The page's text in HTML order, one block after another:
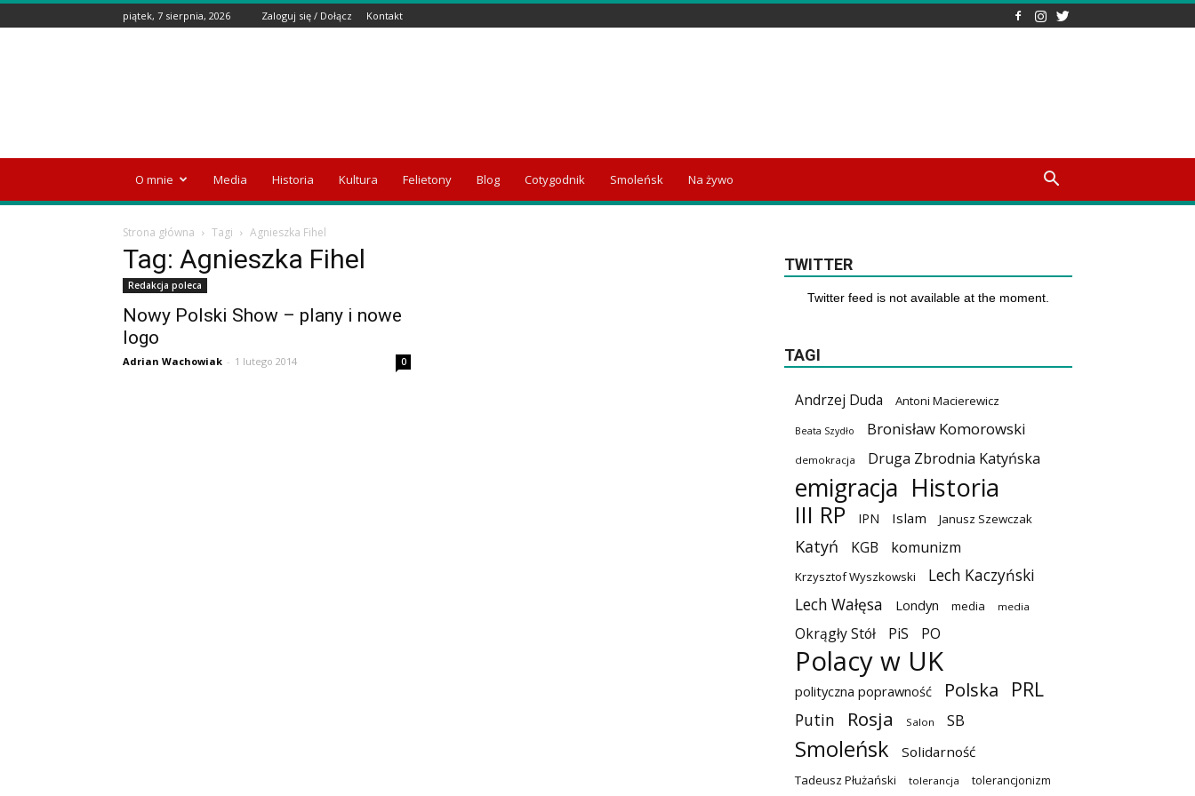
piątek, 7 sierpnia, 2026 Zaloguj się / Dołącz Kontakt
O mnie Media Historia Kultura Felietony Blog Cotygodnik Smoleńsk Na żywo
Strona główna Tagi Agnieszka Fihel
Tag: Agnieszka Fihel
Redakcja poleca
Nowy Polski Show – plany i nowe
logo
Adrian Wachowiak - 1 lutego 2014 0
TWITTER
Twitter feed is not available at the moment.
TAGI
Andrzej Duda Antoni Macierewicz
Beata Szydło Bronisław Komorowski
demokracja Druga Zbrodnia Katyńska
emigracja Historia
III RP IPN Islam Janusz Szewczak
Katyń KGB komunizm
Krzysztof Wyszkowski
Lech Kaczyński
Lech Wałęsa
Londyn media media
Okrągły Stół PiS PO
Polacy w UK
polityczna poprawność Polska PRL
Putin Rosja Salon SB
Smoleńsk Solidarność
Tadeusz Płużański tolerancja tolerancjonizm